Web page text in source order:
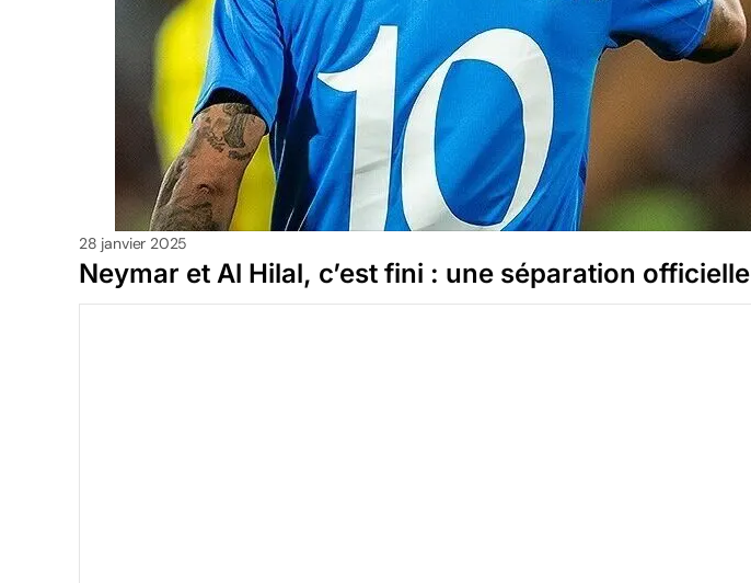
28 janvier 2025
Neymar et Al Hilal, c’est fini : une séparation officielle